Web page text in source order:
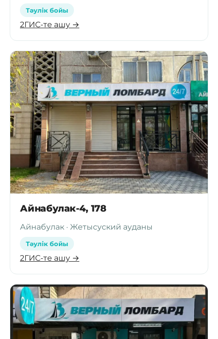
Тәулік бойы
2ГИС-те ашу →
Айнабулак-4, 178
Айнабулак · Жетысуский ауданы
Тәулік бойы
2ГИС-те ашу →